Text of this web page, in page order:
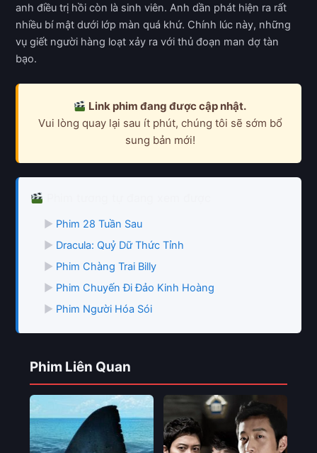
anh điều trị hồi còn là sinh viên. Anh dần phát hiện ra rất
nhiều bí mật dưới lớp màn quá khứ. Chính lúc này, những
vụ giết người hàng loạt xảy ra với thủ đoạn man dợ tàn
bạo.
Link phim đang được cập nhật.
Vui lòng quay lại sau ít phút, chúng tôi sẽ sớm bổ
sung bản mới!
▶ Phim 28 Tuần Sau
▶ Dracula: Quỷ Dữ Thức Tỉnh
▶ Phim Chàng Trai Billy
▶ Phim Chuyến Đi Đảo Kinh Hoàng
▶ Phim Người Hóa Sói
Phim Liên Quan